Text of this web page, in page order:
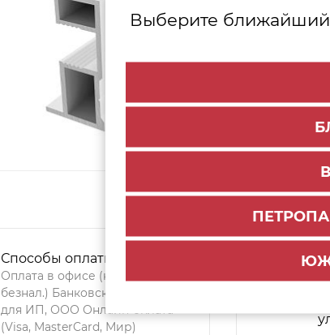
Выберите
Способы оплаты:
Оплата в офисе (наличными,
безнал.) Банковский перевод
для ИП, ООО Онлайн-оплата
(Visa, MasterCard, Мир)